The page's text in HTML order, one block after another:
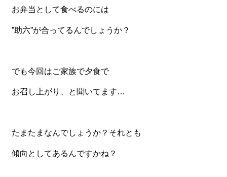
寿司・会席膳
お知らせ
スタッフブログ
お弁当として食べるのには
”助六”が合ってるんでしょうか？
でも今回はご家族で夕食で
お召し上がり、と聞いてます…
たまたまなんでしょうか？それとも
傾向としてあるんですかね？